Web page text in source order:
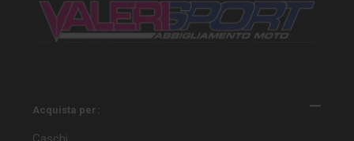
Acquista per: